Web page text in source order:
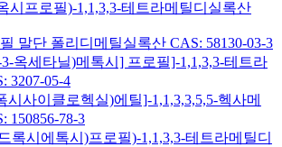
시프로필)-1,1,3,3-테트라메틸디실록산
말단 폴리디메틸실록산 CAS: 58130-03-3
옥세타닐)메톡시] 프로필]-1,1,3,3-테트라
3207-05-4
시사이클로헥실)에틸]-1,1,3,3,5,5-헥사메
150856-78-3
록시에톡시)프로필)-1,1,3,3-테트라메틸디